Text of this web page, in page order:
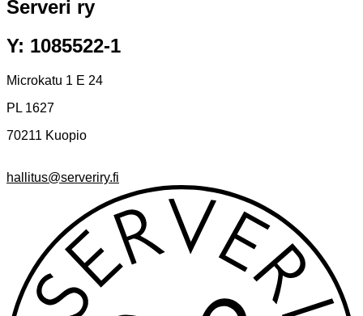
Serveri ry
Y: 1085522-1
Microkatu 1 E 24
PL 1627
70211 Kuopio
hallitus@serveriry.fi